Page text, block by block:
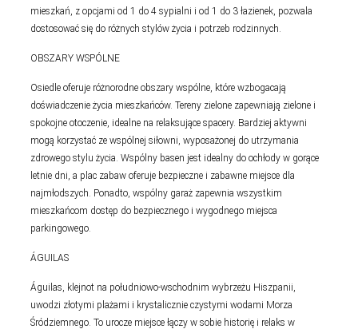
mieszkań, z opcjami od 1 do 4 sypialni i od 1 do 3 łazienek, pozwala
dostosować się do różnych stylów życia i potrzeb rodzinnych.
OBSZARY WSPÓLNE
Osiedle oferuje różnorodne obszary wspólne, które wzbogacają
doświadczenie życia mieszkańców. Tereny zielone zapewniają zielone i
spokojne otoczenie, idealne na relaksujące spacery. Bardziej aktywni
mogą korzystać ze wspólnej siłowni, wyposażonej do utrzymania
zdrowego stylu życia. Wspólny basen jest idealny do ochłody w gorące
letnie dni, a plac zabaw oferuje bezpieczne i zabawne miejsce dla
najmłodszych. Ponadto, wspólny garaż zapewnia wszystkim
mieszkańcom dostęp do bezpiecznego i wygodnego miejsca
parkingowego.
ÁGUILAS
Águilas, klejnot na południowo-wschodnim wybrzeżu Hiszpanii,
uwodzi złotymi plażami i krystalicznie czystymi wodami Morza
Śródziemnego. To urocze miejsce łączy w sobie historię i relaks w